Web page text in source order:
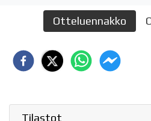
Otteluennakko
Tilastot